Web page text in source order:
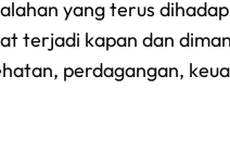
yang terus
terjadi kapan dan
perdagangan,